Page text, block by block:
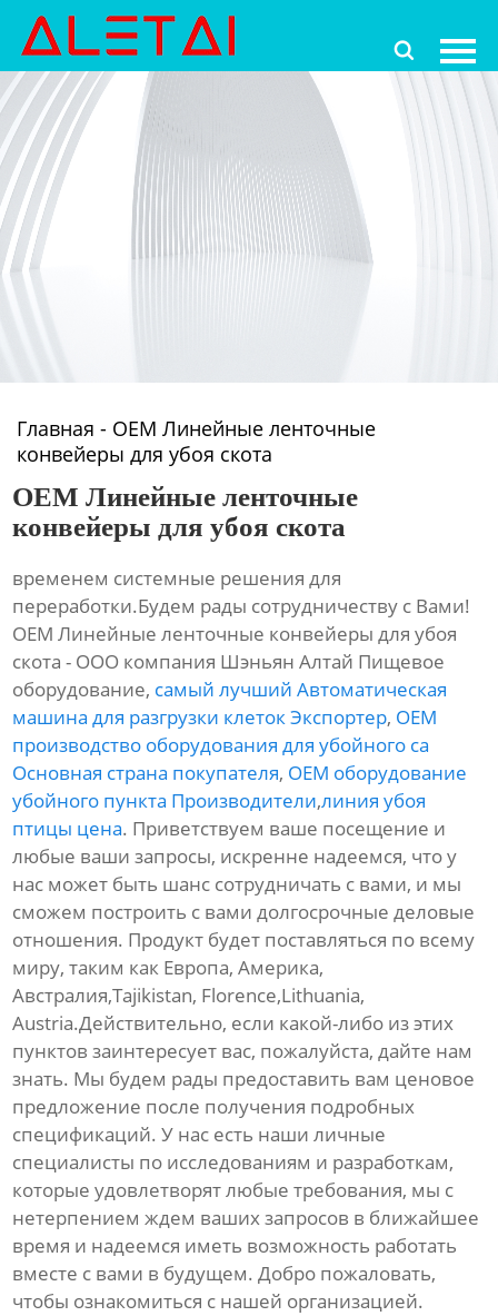

Главная
Продукция
Новости
О Hас
Контакты
Главная - OEM Линейные ленточные
конвейеры для убоя скота
OEM Линейные ленточные
конвейеры для убоя скота
временем системные решения для
переработки.Будем рады сотрудничеству с Вами!
OEM Линейные ленточные конвейеры для убоя
скота - ООО компания Шэньян Алтай Пищевое
оборудование, самый лучший Автоматическая
машина для разгрузки клеток Экспортер, OEM
производство оборудования для убойного са
Основная страна покупателя, OEM оборудование
убойного пункта Производители,линия убоя
птицы цена. Приветствуем ваше посещение и
любые ваши запросы, искренне надеемся, что у
нас может быть шанс сотрудничать с вами, и мы
сможем построить с вами долгосрочные деловые
отношения. Продукт будет поставляться по всему
миру, таким как Европа, Америка,
Австралия,Tajikistan, Florence,Lithuania,
Austria.Действительно, если какой-либо из этих
пунктов заинтересует вас, пожалуйста, дайте нам
знать. Мы будем рады предоставить вам ценовое
предложение после получения подробных
спецификаций. У нас есть наши личные
специалисты по исследованиям и разработкам,
которые удовлетворят любые требования, мы с
нетерпением ждем ваших запросов в ближайшее
время и надеемся иметь возможность работать
вместе с вами в будущем. Добро пожаловать,
чтобы ознакомиться с нашей организацией.